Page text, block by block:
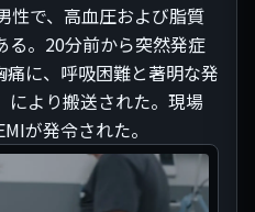
性で、高血圧および脂質
る。20分前から突然発症
に、呼吸困難と著明な発
により搬送された。現場
が発令された。